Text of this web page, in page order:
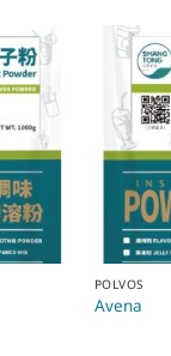
POLVOS
Avena